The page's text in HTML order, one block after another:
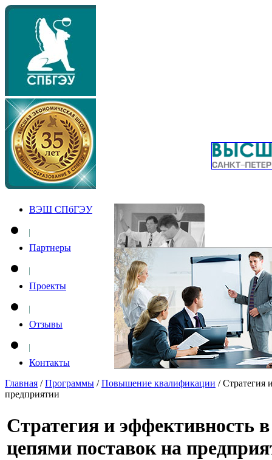
ВЭШ СПбГЭУ
Партнеры
Проекты
Отзывы
Контакты
Главная /Программы /Повышение квалификации /Стратегия
предприятии
Стратегия и эффективность
цепями поставок на